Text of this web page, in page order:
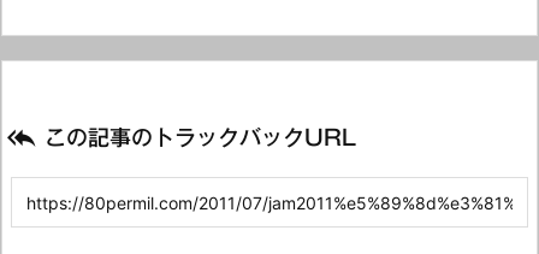
 この記事のトラックバックURL